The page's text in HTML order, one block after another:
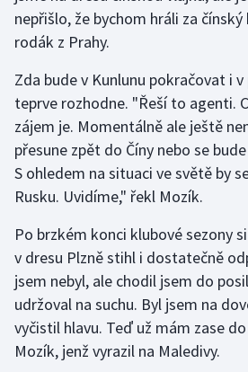
Stolní tenis
Veslování
Vodní slalom
Ostatní
nepřišlo, že bychom hráli za
rodák z Prahy.
Zda bude v Kunlunu pokračovat i
teprve rozhodne. "Řeší to agenti.
zájem je. Momentálně ale ještě
přesune zpět do Číny nebo se
S ohledem na situaci ve světě by
Rusku. Uvidíme," řekl Mozík.
Po brzkém konci klubové sezony
v dresu Plzně stihl i dostatečně
jsem nebyl, ale chodil jsem do
udržoval na suchu. Byl jsem na
vyčistil hlavu. Teď už mám zase
Mozík, jenž vyrazil na Maledivy.